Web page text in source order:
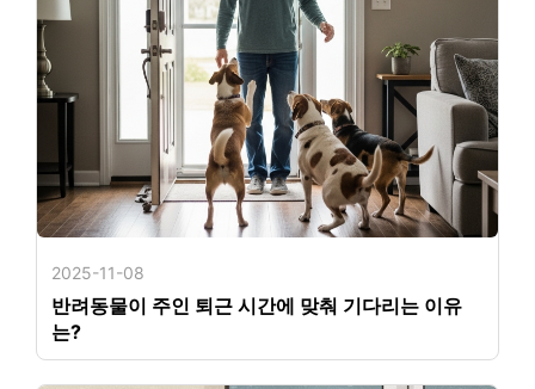
2025-11-08
반려동물이 주인 퇴근 시간에 맞춰 기다리는 이유
는?